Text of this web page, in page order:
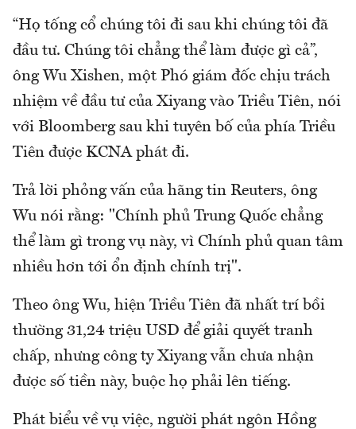
“Họ tống cổ chúng tôi đi sau khi chúng tôi đã
đầu tư. Chúng tôi chẳng thể làm được gì cả”,
ông Wu Xishen, một Phó giám đốc chịu trách
nhiệm về đầu tư của Xiyang vào Triều Tiên, nói
với Bloomberg sau khi tuyên bố của phía Triều
Tiên được KCNA phát đi.
Trả lời phỏng vấn của hãng tin Reuters, ông
Wu nói rằng: "Chính phủ Trung Quốc chẳng
thể làm gì trong vụ này, vì Chính phủ quan tâm
nhiều hơn tới ổn định chính trị".
Theo ông Wu, hiện Triều Tiên đã nhất trí bồi
thường 31,24 triệu USD để giải quyết tranh
chấp, nhưng công ty Xiyang vẫn chưa nhận
được số tiền này, buộc họ phải lên tiếng.
Phát biểu về vụ việc, người phát ngôn Hồng